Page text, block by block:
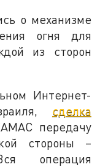
о механизме
огня для
из сторон
Интернет-
сделка
передачу
стороны –
операция